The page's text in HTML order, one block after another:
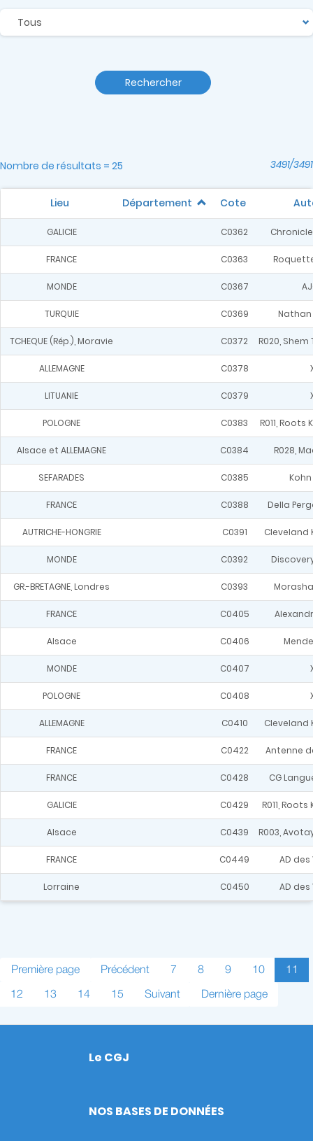
Rechercher
Nombre de résultats = 25 3491/3491
Lieu Département Cote
GALICIE C0362
FRANCE C0363
MONDE C0367
TURQUIE C0369
TCHEQUE (Rép.), Moravie C0372 R020, Shem
ALLEMAGNE C0378
LITUANIE C0379
POLOGNE C0383 R011, Roots
Alsace et ALLEMAGNE C0384 R028,
SEFARADES C0385
FRANCE C0388 Della
AUTRICHE-HONGRIE C0391 Cleveland
MONDE C0392
GR.-BRETAGNE, Londres C0393
FRANCE C0405
Alsace C0406
MONDE C0407
POLOGNE C0408
ALLEMAGNE C0410 Cleveland
FRANCE C0422 Antenne
FRANCE C0428 CG
GALICIE C0429 R011, Roots
Alsace C0439 R003,
FRANCE C0449 AD
Lorraine C0450 AD
Première
Première page
Page
Précédent Page
7 Page
8 Page
9 Page
10
Page
11
Page
12 Page
13 Page
14 Page
15
Page
Suivant
Dernière
Dernière page
Footer
Le CGJ
NOS BASES DE DONNÉES